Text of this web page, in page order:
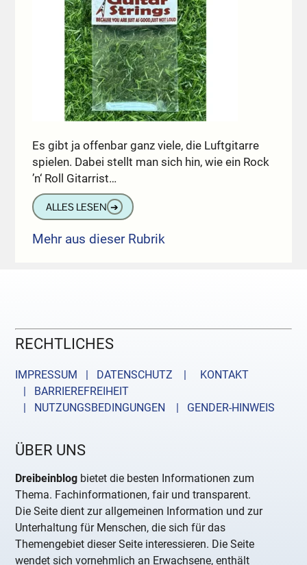
Es gibt ja offenbar ganz viele, die Luftgitarre
spielen. Dabei stellt man sich hin, wie ein Rock
’n‘ Roll Gitarrist…
ALLES LESEN ➔
Mehr aus dieser Rubrik
RECHTLICHES
IMPRESSUM | DATENSCHUTZ |
KONTAKT
| BARRIEREFREIHEIT
| NUTZUNGSBEDINGUNGEN
| GENDER-HINWEIS
ÜBER UNS
Dreibeinblog bietet die besten Informationen zum
Thema. Fachinformationen, fair und transparent.
Die Seite dient zur allgemeinen Information und zur
Unterhaltung für Menschen, die sich für das
Themengebiet dieser Seite interessieren. Die Seite
wendet sich vornehmlich an Erwachsene, enthält